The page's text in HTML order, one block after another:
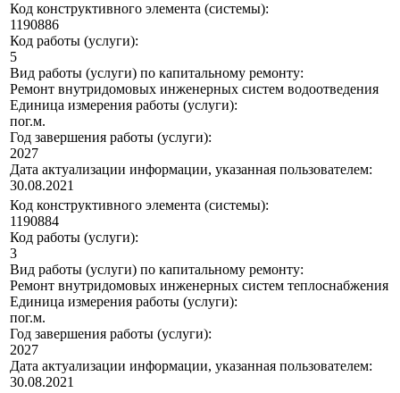
Код конструктивного элемента (системы):
1190886
Код работы (услуги):
5
Вид работы (услуги) по капитальному ремонту:
Ремонт внутридомовых инженерных систем водоотведения
Единица измерения работы (услуги):
пог.м.
Год завершения работы (услуги):
2027
Дата актуализации информации, указанная пользователем:
30.08.2021
Код конструктивного элемента (системы):
1190884
Код работы (услуги):
3
Вид работы (услуги) по капитальному ремонту:
Ремонт внутридомовых инженерных систем теплоснабжения
Единица измерения работы (услуги):
пог.м.
Год завершения работы (услуги):
2027
Дата актуализации информации, указанная пользователем:
30.08.2021